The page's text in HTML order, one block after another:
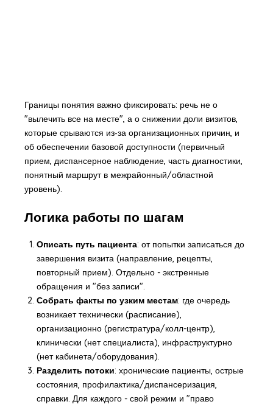
Границы понятия важно фиксировать: речь не о
"вылечить все на месте", а о снижении доли визитов,
которые срываются из‑за организационных причин, и
об обеспечении базовой доступности (первичный
прием, диспансерное наблюдение, часть диагностики,
понятный маршрут в межрайонный/областной
уровень).
Логика работы по шагам
Описать путь пациента: от попытки записаться до
завершения визита (направление, рецепты,
повторный прием). Отдельно - экстренные
обращения и "без записи".
Собрать факты по узким местам: где очередь
возникает технически (расписание),
организационно (регистратура/колл-центр),
клинически (нет специалиста), инфраструктурно
(нет кабинета/оборудования).
Разделить потоки: хронические пациенты, острые
состояния, профилактика/диспансеризация,
справки. Для каждого - свой режим и "право